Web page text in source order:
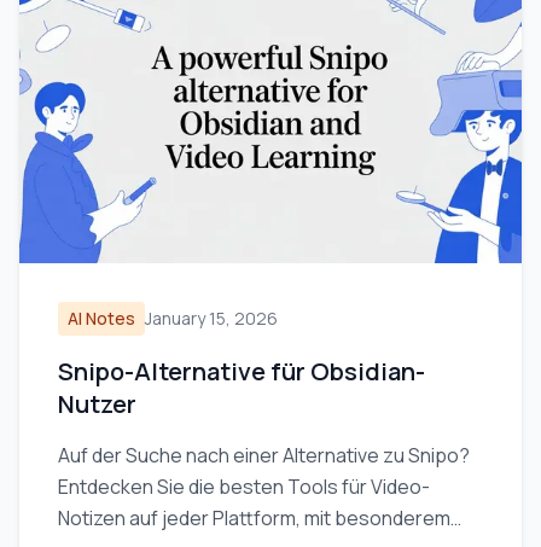
AI Notes January 15, 2026
Snipo-Alternative für Obsidian-
Nutzer
Auf der Suche nach einer Alternative zu Snipo?
Entdecken Sie die besten Tools für Video-
Notizen auf jeder Plattform, mit besonderem